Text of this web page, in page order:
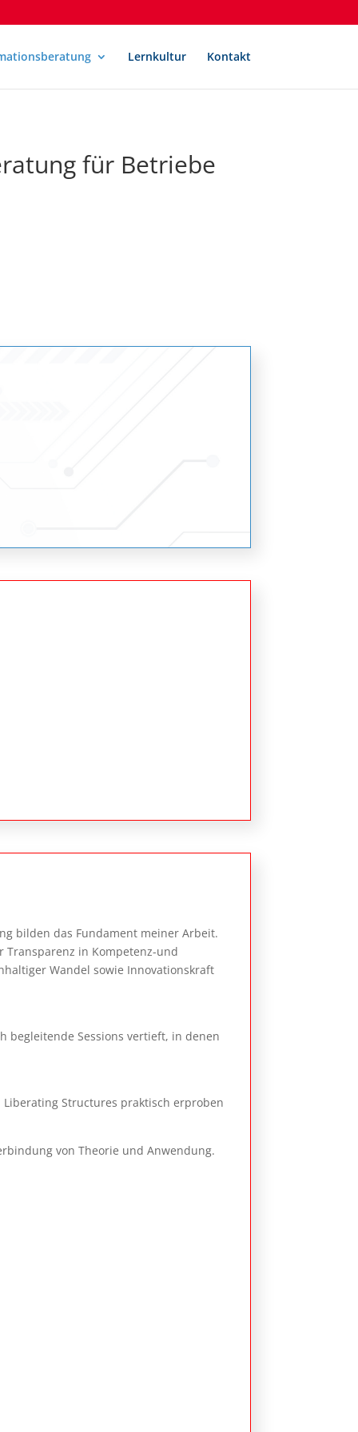
Lernkultur Kontakt
für Betriebe
bilden das Fundament meiner Arbeit.
Transparenz in Kompetenz-und
Wandel sowie Innovationskraft
begleitende Sessions vertieft, in denen
Structures praktisch erproben
von Theorie und Anwendung.